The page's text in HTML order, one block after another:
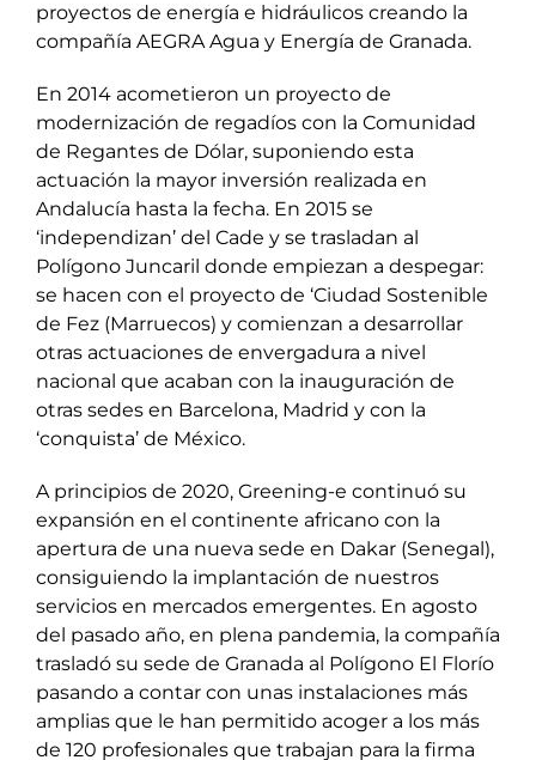
proyectos de energía e hidráulicos creando la
compañía AEGRA Agua y Energía de Granada.
En 2014 acometieron un proyecto de
modernización de regadíos con la Comunidad
de Regantes de Dólar, suponiendo esta
actuación la mayor inversión realizada en
Andalucía hasta la fecha. En 2015 se
‘independizan’ del Cade y se trasladan al
Polígono Juncaril donde empiezan a despegar:
se hacen con el proyecto de ‘Ciudad Sostenible
de Fez (Marruecos) y comienzan a desarrollar
otras actuaciones de envergadura a nivel
nacional que acaban con la inauguración de
otras sedes en Barcelona, Madrid y con la
‘conquista’ de México.
A principios de 2020, Greening-e continuó su
expansión en el continente africano con la
apertura de una nueva sede en Dakar (Senegal),
consiguiendo la implantación de nuestros
servicios en mercados emergentes. En agosto
del pasado año, en plena pandemia, la compañía
trasladó su sede de Granada al Polígono El Florío
pasando a contar con unas instalaciones más
amplias que le han permitido acoger a los más
de 120 profesionales que trabajan para la firma